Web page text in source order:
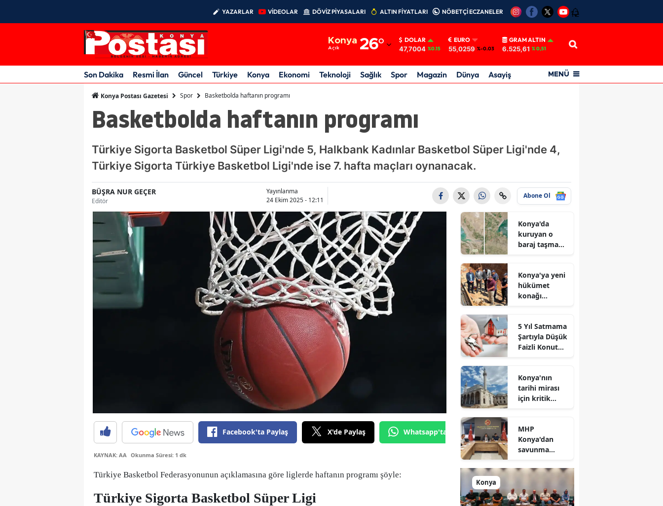
YAZARLAR VİDEOLAR DÖVİZ PİYASALARI ALTIN FİYATLARI NÖBETÇİ ECZANELER 12
Konya
Açık 26°
Adıyaman
Afyonkarahisar
Ankara
Antalya
Artvin
Balıkesir
Bilecik
Bingöl
Bitlis
Bolu
Burdur
Bursa
Çanakkale
Çankırı
Denizli
Diyarbakır
Elazığ
DOLAR
47,7004 %0.15
EURO
55,0259 %-0.03
GRAM ALTIN
6.525,61 % 0,51
Son Dakika Resmi İlan Güncel Türkiye Konya Ekonomi Teknoloji Sağlık Spor Magazin Dünya Asayiş MENÜ
Konya Postası Gazetesi Spor Basketbolda haftanın programı
Basketbolda haftanın programı
Türkiye Sigorta Basketbol Süper Ligi'nde 5, Halkbank Kadınlar Basketbol Süper Ligi'nde 4,
Türkiye Sigorta Türkiye Basketbol Ligi'nde ise 7. hafta maçları oynanacak.
BÜŞRA NUR GEÇER
Editör
Yayınlanma
24 Ekim 2025 - 12:11
Abone Ol
Facebook'ta Paylaş X'de Paylaş Whatsapp'tan Gönder
KAYNAK: AA Okunma Süresi: 1 dk
Türkiye Basketbol Federasyonunun açıklamasına göre liglerde haftanın programı şöyle:
Türkiye Sigorta Basketbol Süper Ligi
Konya'da
kuruyan o
baraj taşma
Konya'ya yeni
hükümet
konağı
5 Yıl Satmama
Şartıyla Düşük
Faizli Konut
Konya'nın
tarihi mirası
için kritik
açıklandı
MHP
Konya'dan
savunma
yeni hamle: İlk
yapıldı!
Konya